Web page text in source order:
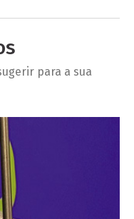
para a sua